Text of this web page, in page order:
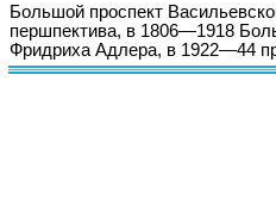
Большой проспект
першпектива, в 1806—1918
Фридриха Адлера, в 1922—44